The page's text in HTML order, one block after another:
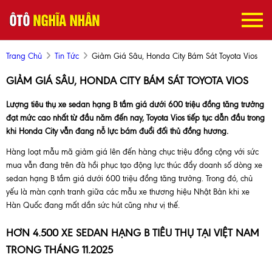
Trang Chủ Tin Tức Giảm Giá Sâu, Honda City Bám Sát Toyota Vios
GIẢM GIÁ SÂU, HONDA CITY BÁM SÁT TOYOTA VIOS
Lượng tiêu thụ xe sedan hạng B tầm giá dưới 600 triệu đồng tăng trưởng
đạt mức cao nhất từ đầu năm đến nay, Toyota Vios tiếp tục dẫn đầu trong
khi Honda City vẫn đang nỗ lực bám đuổi đối thủ đồng hương.
Hàng loạt mẫu mã giảm giá lên đến hàng chục triệu đồng cộng với sức
mua vẫn đang trên đà hồi phục tạo động lực thúc đẩy doanh số dòng xe
sedan hạng B tầm giá dưới 600 triệu đồng tăng trưởng. Trong đó, chủ
yếu là màn cạnh tranh giữa các mẫu xe thương hiệu Nhật Bản khi xe
Hàn Quốc đang mất dần sức hút cũng như vị thế.
HƠN 4.500 XE SEDAN HẠNG B TIÊU THỤ TẠI VIỆT NAM
TRONG THÁNG 11.2025